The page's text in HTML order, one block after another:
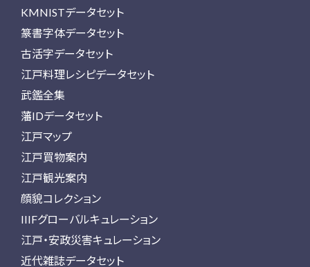
KMNISTデータセット
篆書字体データセット
古活字データセット
江戸料理レシピデータセット
武鑑全集
藩IDデータセット
江戸マップ
江戸買物案内
江戸観光案内
顔貌コレクション
IIIFグローバルキュレーション
江戸・安政災害キュレーション
近代雑誌データセット